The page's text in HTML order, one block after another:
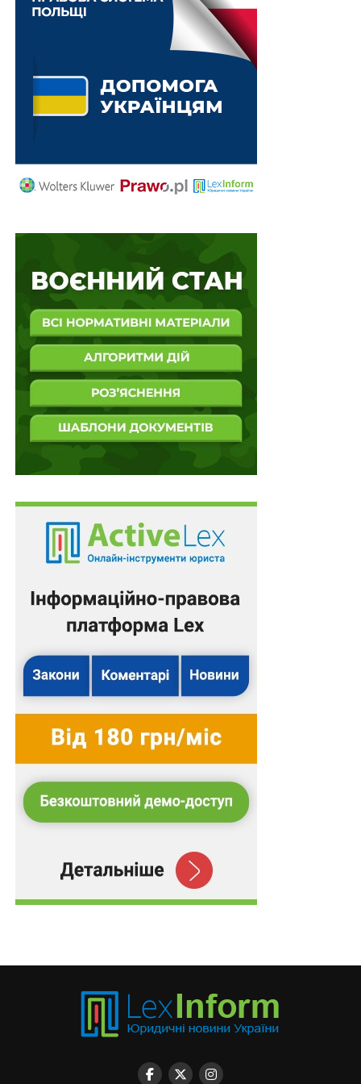
– збільшення обсягів гуманітарного реагування,
беручи до уваги масштаб і тривалий характер
гуманітарних наслідків російської агресивної війни
для України, та створенню безпечних умов життя та
робочих місць, доступу до медицини і освіти;
військовополонених за формулою «всіх на всіх» та
безпечному поверненню незаконно затриманих
– сприяння якнайшвидшому початку роботи
Спеціального трибуналу щодо злочину агресії проти
України та його ефективній діяльності із залученням
широкої міжнародної підтримки;
– сприяння розслідуванню злочину збройної агресії
російської федерації проти України, воєнних злочинів
та інших міжнародних злочинів, скоєних громадянами
російської федерації, шляхом застосування принципу
універсальної юрисдикції відповідно до
національного законодавства кожної держави.
Суду щодо кримінальних правопорушень, пов’язаних
з війною,та збірникВоєнний стан. Всі нормативні
матеріали, алгоритми дій, роз’яснення, корисні
ресурси.
Схожі статті:
Єдина Президентська рада із захисту
ветеранів, полонених, зниклих безвісти та
членів їхніх сімей
День української музики - у третю суботу
Рада провалила декриміналізацію порнографії
Наглядова рада товариства в будь-який час
одноособового…
Рада відхилила закон про біоцидні продукти
присуджуються. Гроші підуть на оборону
Розмір компенсації моральної шкоди від